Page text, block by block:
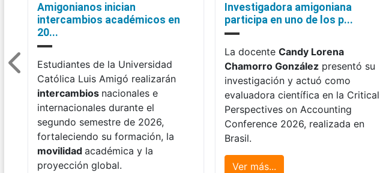
Amigonianos inician
intercambios académicos en
20...
Estudiantes de la Universidad
Católica Luis Amigó realizarán
intercambios nacionales e
internacionales durante el
segundo semestre de 2026,
fortaleciendo su formación, la
movilidad académica y la
proyección global.
Investigadora amigoniana
participa en uno de los p...
La docenteCandy Lorena
Chamorro González presentó su
investigación y actuó como
evaluadora científica en la Critical
Perspectives on Accounting
Conference 2026, realizada en
Brasil.
Ver más...